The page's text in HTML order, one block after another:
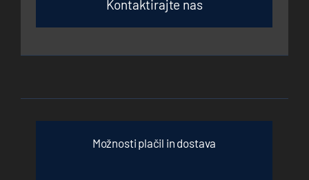
Kontaktirajte nas
Možnosti plačil in dostava